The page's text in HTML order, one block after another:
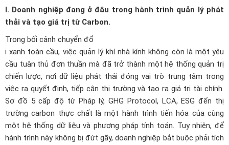
I. Doanh nghiệp đang ở đâu trong hành trình quản lý phát
thải và tạo giá trị từ Carbon.
Trong bối cảnh chuyển đổ
i xanh toàn cầu, việc quản lý khí nhà kính không còn là một yêu
cầu tuân thủ đơn thuần mà đã trở thành một hệ thống quản trị
chiến lược, nơi dữ liệu phát thải đóng vai trò trung tâm trong
việc ra quyết định, tiếp cận thị trường và tạo ra giá trị tài chính.
Sơ đồ 5 cấp độ từ Pháp lý, GHG Protocol, LCA, ESG đến thị
trường carbon thực chất là một hành trình tiến hóa của cùng
một hệ thống dữ liệu và phương pháp tính toán. Tuy nhiên, để
hành trình này không bị đứt gãy, doanh nghiệp bắt buộc phải tích